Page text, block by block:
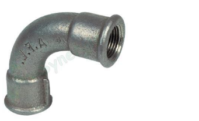
la pièce.
une résistance mini de 400N/mm2 et
Test résistance
Brinell HBW Max.